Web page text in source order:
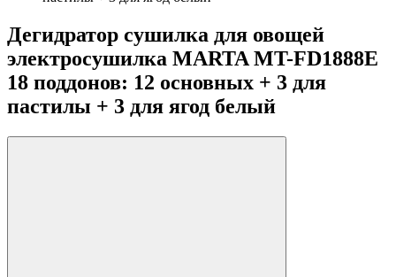
Дегидратор сушилка для овощей
электросушилка MARTA MT-FD1888E
18 поддонов: 12 основных + 3 для
пастилы + 3 для ягод белый